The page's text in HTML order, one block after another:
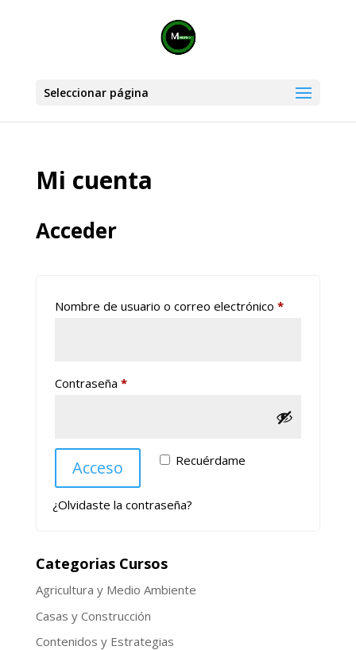
Seleccionar página
Mi cuenta
Acceder
Nombre de usuario o correo electrónico *Obligatorio
Contraseña *Obligatorio
Recuérdame
Acceso
¿Olvidaste la contraseña?
Categorias Cursos
Agricultura y Medio Ambiente
Casas y Construcción
Contenidos y Estrategias